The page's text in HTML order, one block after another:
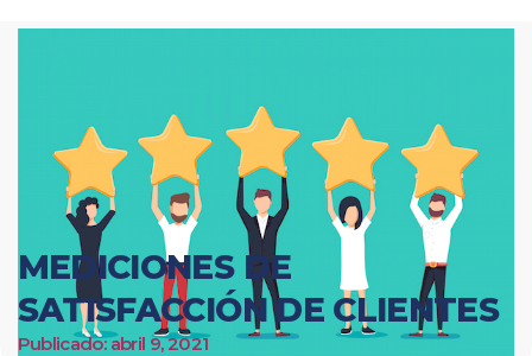
MEDICIONES DE
SATISFACCIÓN DE CLIENTES
Publicado:abril 9, 2021